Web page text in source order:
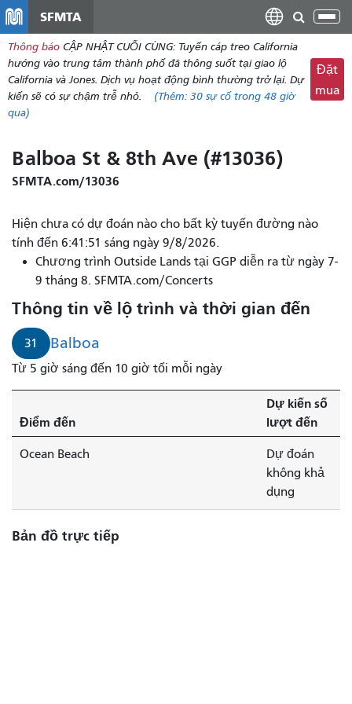
dung
SFMTA
Thông báo CẬP NHẬT CUỐI CÙNG: Tuyến cáp treo California
hướng vào trung tâm thành phố đã thông suốt tại giao lộ
California và Jones. Dịch vụ hoạt động bình thường trở lại. Dự
kiến ​​sẽ có sự chậm trễ nhỏ.
(Thêm: 30 sự cố trong 48 giờ
qua)
Đặt
mua
Balboa St & 8th Ave (#13036)
SFMTA.com/13036
Hiện chưa có dự đoán nào cho bất kỳ tuyến đường nào
tính đến 6:41:51 sáng ngày 9/8/2026.
Chương trình Outside Lands tại GGP diễn ra từ ngày 7-
9 tháng 8. SFMTA.com/Concerts
Thông tin về lộ trình và thời gian đến
31 Balboa
Từ 5 giờ sáng đến 10 giờ tối mỗi ngày
Điểm đến
Dự kiến ​​số
lượt đến
Ocean Beach
Dự đoán
không khả
dụng
Bản đồ trực tiếp